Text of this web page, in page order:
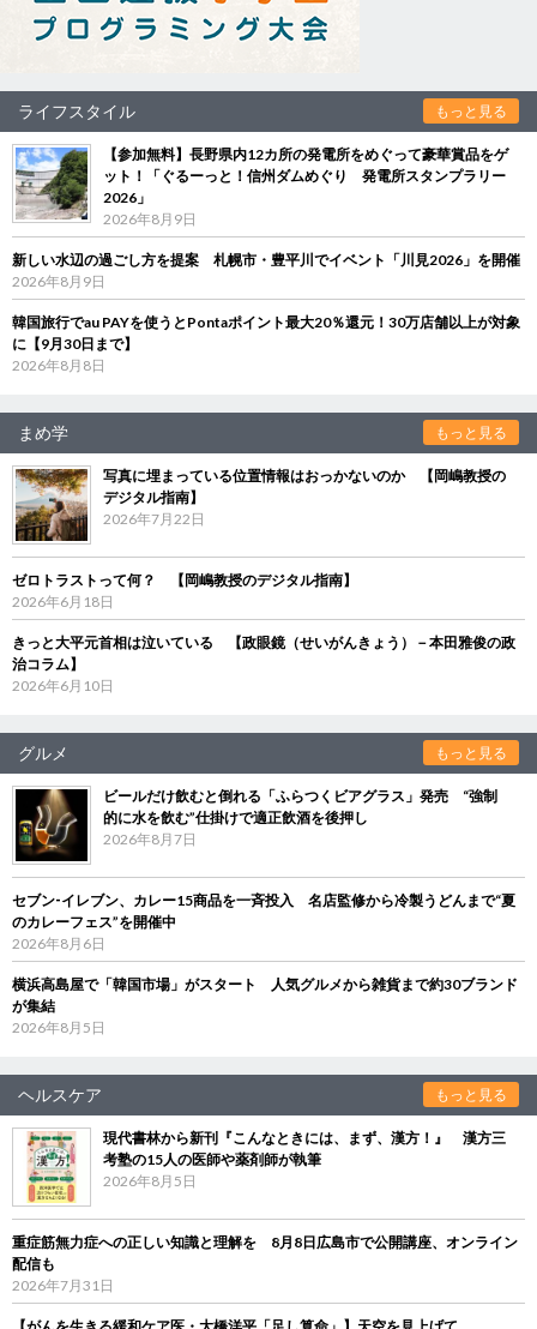
ライフスタイル もっと見る
【参加無料】長野県内12カ所の発電所をめぐって豪華賞品をゲ
ット！「ぐるーっと！信州ダムめぐり 発電所スタンプラリー
2026」
2026年8月9日
新しい水辺の過ごし方を提案 札幌市・豊平川でイベント「川見2026」を開催
2026年8月9日
韓国旅行でau PAYを使うとPontaポイント最大20％還元！30万店舗以上が対象
に【9月30日まで】
2026年8月8日
まめ学 もっと見る
写真に埋まっている位置情報はおっかないのか 【岡嶋教授の
デジタル指南】
2026年7月22日
ゼロトラストって何？ 【岡嶋教授のデジタル指南】
2026年6月18日
きっと大平元首相は泣いている 【政眼鏡（せいがんきょう）－本田雅俊の政
治コラム】
2026年6月10日
グルメ もっと見る
ビールだけ飲むと倒れる「ふらつくビアグラス」発売 “強制
的に水を飲む”仕掛けで適正飲酒を後押し
2026年8月7日
セブン‐イレブン、カレー15商品を一斉投入 名店監修から冷製うどんまで“夏
のカレーフェス”を開催中
2026年8月6日
横浜高島屋で「韓国市場」がスタート 人気グルメから雑貨まで約30ブランド
が集結
2026年8月5日
ヘルスケア もっと見る
現代書林から新刊『こんなときには、まず、漢方！』 漢方三
考塾の15人の医師や薬剤師が執筆
2026年8月5日
重症筋無力症への正しい知識と理解を 8月8日広島市で公開講座、オンライン
配信も
2026年7月31日